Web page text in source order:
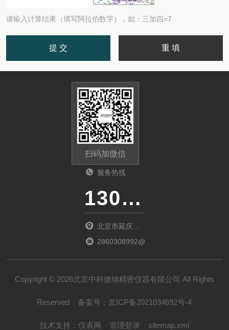
请输入计算结果（填写阿拉伯数字），如：三加四=7
扫码加微信
服务热线
13011285763
北京市延庆区
中关村延庆园
2860308992@qq.com
Copyright © 2026北京中科微纳精密仪器有限公司 All Rights
Reserved 备案号： 京ICP备2021034692号-4
技术支持： 仪表网 管理登录 sitemap.xml